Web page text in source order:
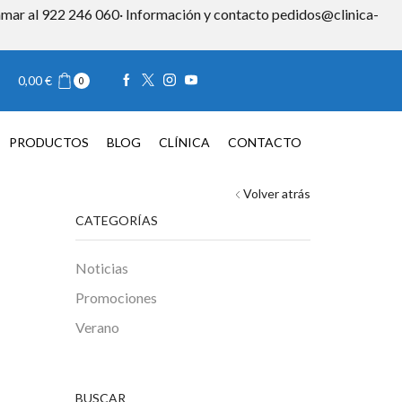
al 922 246 060· Información y contacto pedidos@clinica-
Iniciar sesión 0,00€ 0
0,00€ 0
PRODUCTOS BLOG CLÍNICA CONTACTO
Volver atrás
CATEGORÍAS
Noticias
Promociones
Verano
BUSCAR